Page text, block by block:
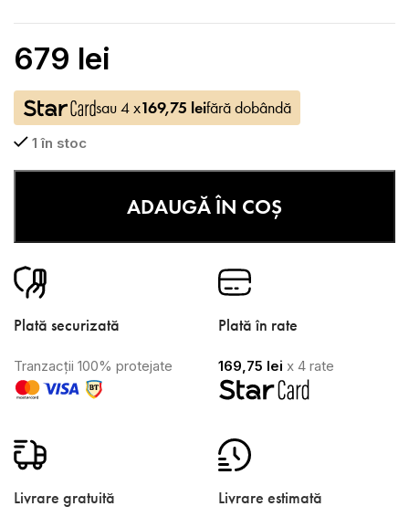
679 lei
sau 4 x169,75 leifără dobândă
1 în stoc
ADAUGĂ ÎN COȘ
Plată securizată
Tranzacții 100% protejate
Plată în rate
169,75 lei x 4 rate
Livrare gratuită Livrare estimată